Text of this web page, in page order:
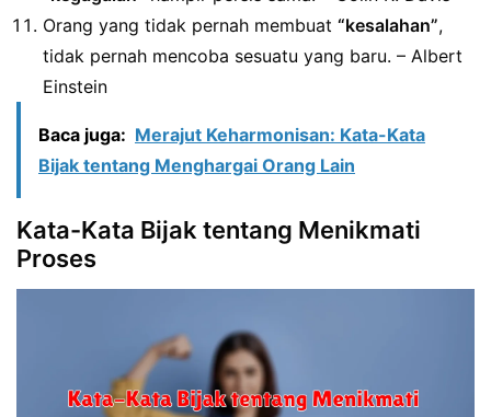
Orang yang tidak pernah membuat “kesalahan”,
tidak pernah mencoba sesuatu yang baru. – Albert
Einstein
Baca juga: Merajut Keharmonisan: Kata-Kata
Bijak tentang Menghargai Orang Lain
Kata-Kata Bijak tentang Menikmati
Proses